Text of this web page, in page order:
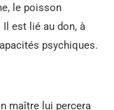
le poisson
est lié au don, à
psychiques.
maître lui percera